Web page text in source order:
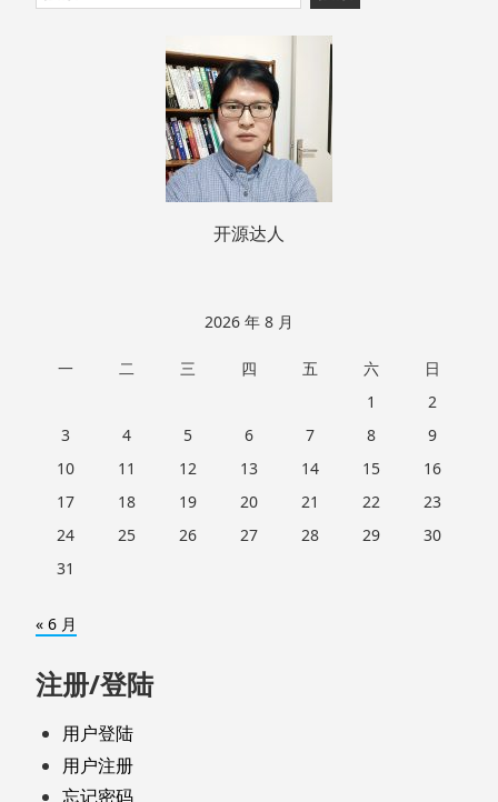
至
索：
开源达人
2026 年 8 月
一 二 三 四 五 六
日
1
2
3
4 5 6 7 8
9
10
11 12 13 14 15
16
17
18 19 20 21 22
23
24
25 26 27 28 29
30
31
« 6 月
注册/登陆
用户登陆
用户注册
忘记密码